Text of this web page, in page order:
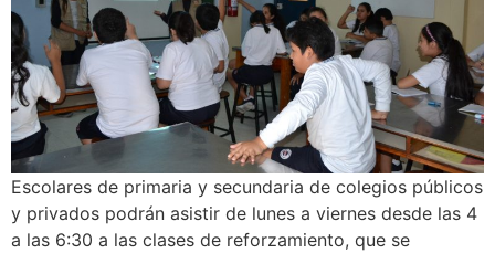
Escolares de primaria y secundaria de colegios públicos
y privados podrán asistir de lunes a viernes desde las 4
a las 6:30 a las clases de reforzamiento, que se